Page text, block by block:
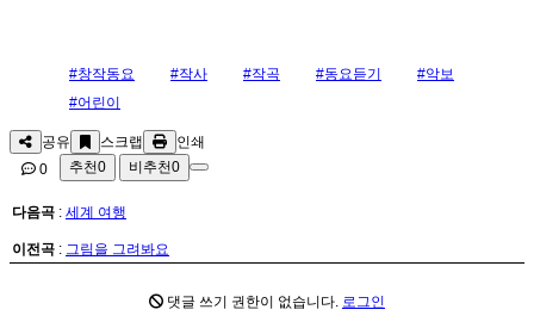
#창작동요 #작사 #작곡 #동요듣기
#악보
#어린이
공유 스크랩
인쇄
0
추천0 비추천0
다음곡 : 세계 여행
이전곡 : 그림을 그려봐요
댓글 쓰기 권한이 없습니다. 로그인